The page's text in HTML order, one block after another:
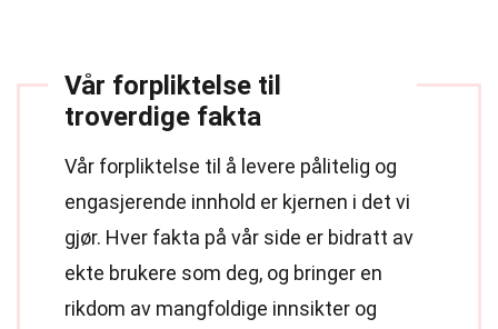
Vår forpliktelse til
troverdige fakta
Vår forpliktelse til å levere pålitelig og
engasjerende innhold er kjernen i det vi
gjør. Hver fakta på vår side er bidratt av
ekte brukere som deg, og bringer en
rikdom av mangfoldige innsikter og